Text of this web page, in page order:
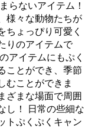
らないアイテム！
様々な動物たちが
ちょっぴり可愛く
りのアイテムで
アイテムにもぷく
ことができ、季節
むことができま
ざまな場面で周囲
し！ 日常の些細な
トぷくぷくキャン